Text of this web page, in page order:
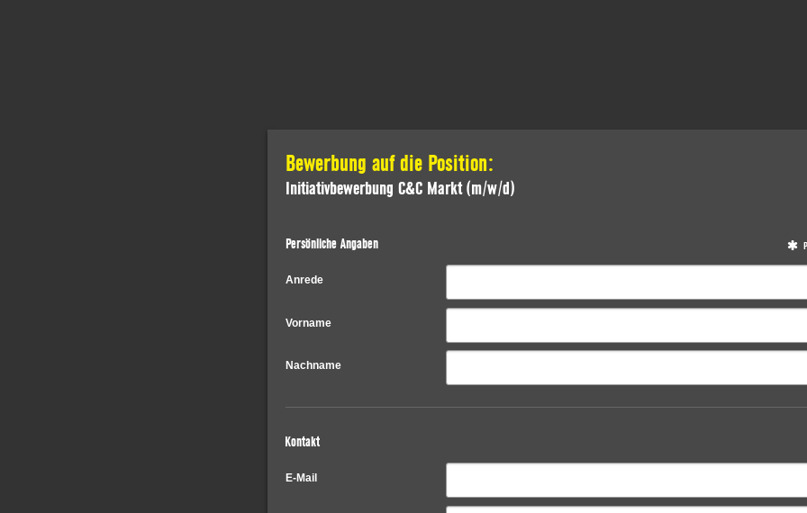
Bewerbung auf die Position:
Initiativbewerbung C&C Markt (m/w/d)
Persönliche Angaben
Anrede
Vorname
Nachname
Kontakt
E-Mail